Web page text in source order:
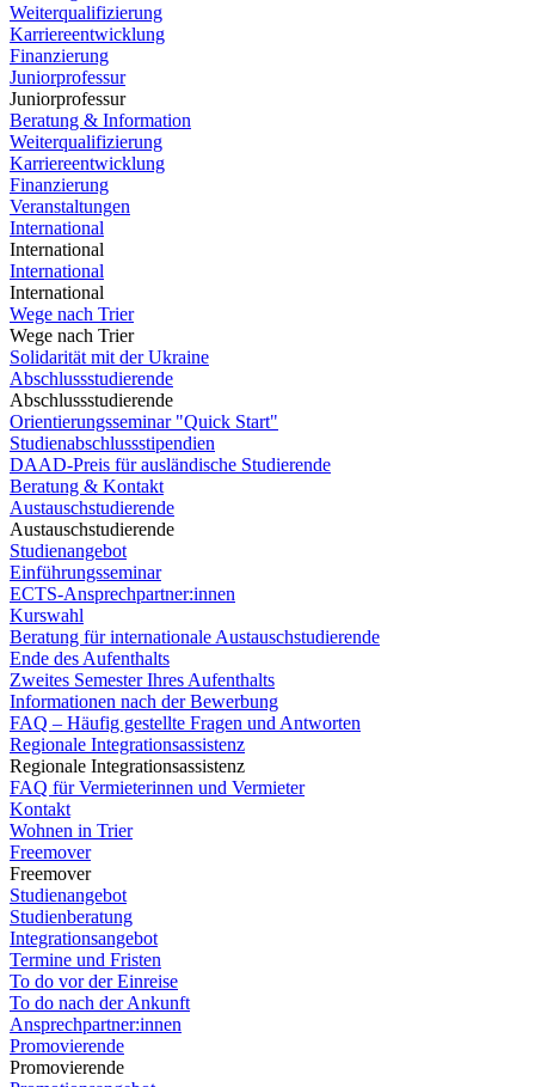
Weiterqualifizierung
Karriereentwicklung
Finanzierung
Juniorprofessur
Juniorprofessur
Beratung & Information
Weiterqualifizierung
Karriereentwicklung
Finanzierung
Veranstaltungen
International
International
International
International
Wege nach Trier
Wege nach Trier
Solidarität mit der Ukraine
Abschlussstudierende
Abschlussstudierende
Orientierungsseminar "Quick Start"
Studienabschlussstipendien
DAAD-Preis für ausländische Studierende
Beratung & Kontakt
Austauschstudierende
Austauschstudierende
Studienangebot
Einführungsseminar
ECTS-Ansprechpartner:innen
Kurswahl
Beratung für internationale Austauschstudierende
Ende des Aufenthalts
Zweites Semester Ihres Aufenthalts
Informationen nach der Bewerbung
FAQ – Häufig gestellte Fragen und Antworten
Regionale Integrationsassistenz
Regionale Integrationsassistenz
FAQ für Vermieterinnen und Vermieter
Kontakt
Wohnen in Trier
Freemover
Freemover
Studienangebot
Studienberatung
Integrationsangebot
Termine und Fristen
To do vor der Einreise
To do nach der Ankunft
Ansprechpartner:innen
Promovierende
Promovierende